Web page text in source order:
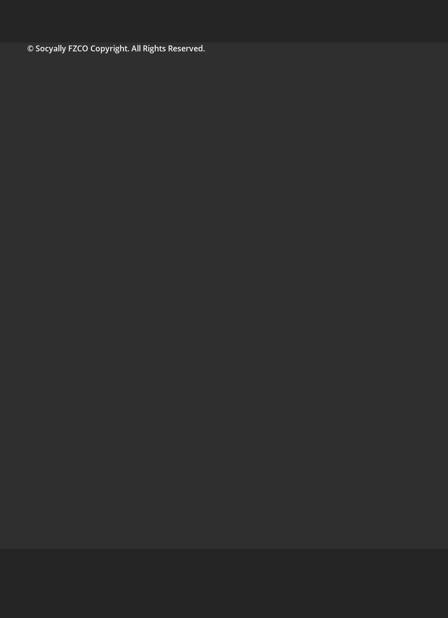
© Socyally FZCO Copyright. All Rights Reserved.